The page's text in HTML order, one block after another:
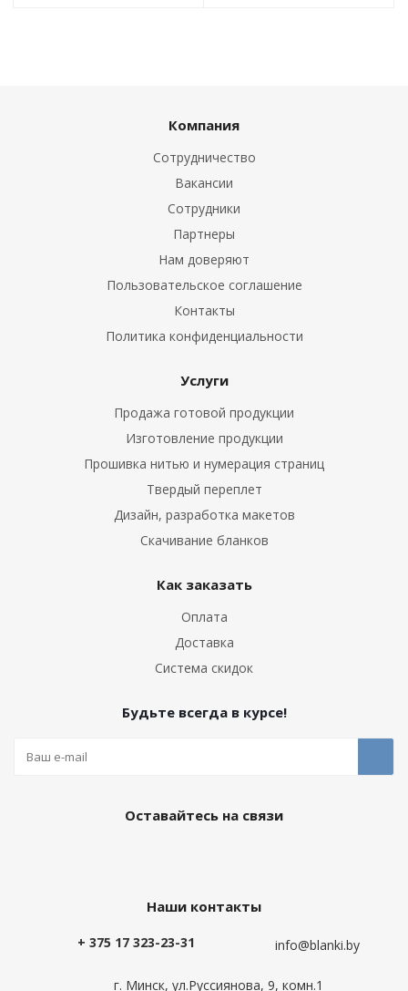
Компания
Сотрудничество
Вакансии
Сотрудники
Партнеры
Нам доверяют
Пользовательское соглашение
Контакты
Политика конфиденциальности
Услуги
Продажа готовой продукции
Изготовление продукции
Прошивка нитью и нумерация страниц
Твердый переплет
Дизайн, разработка макетов
Скачивание бланков
Как заказать
Оплата
Доставка
Система скидок
Будьте всегда в курсе!
Оставайтесь на связи
Наши контакты
+ 375 17 323-23-31 info@blanki.by
г. Минск, ул.Руссиянова, 9, комн.1